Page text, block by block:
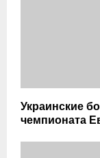
Украинские
чемпионата